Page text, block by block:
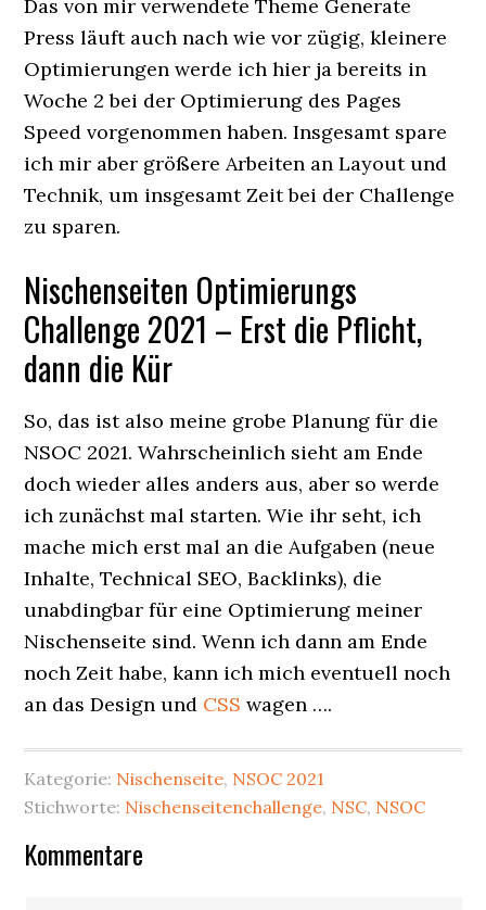
Das von mir verwendete Theme Generate
Press läuft auch nach wie vor zügig, kleinere
Optimierungen werde ich hier ja bereits in
Woche 2 bei der Optimierung des Pages
Speed vorgenommen haben. Insgesamt spare
ich mir aber größere Arbeiten an Layout und
Technik, um insgesamt Zeit bei der Challenge
zu sparen.
Nischenseiten Optimierungs
Challenge 2021 – Erst die Pflicht,
dann die Kür
So, das ist also meine grobe Planung für die
NSOC 2021. Wahrscheinlich sieht am Ende
doch wieder alles anders aus, aber so werde
ich zunächst mal starten. Wie ihr seht, ich
mache mich erst mal an die Aufgaben (neue
Inhalte, Technical SEO, Backlinks), die
unabdingbar für eine Optimierung meiner
Nischenseite sind. Wenn ich dann am Ende
noch Zeit habe, kann ich mich eventuell noch
an das Design und CSSwagen ….
Kategorie: Nischenseite, NSOC 2021
Stichworte: Nischenseitenchallenge, NSC, NSOC
Leser-
Kommentare